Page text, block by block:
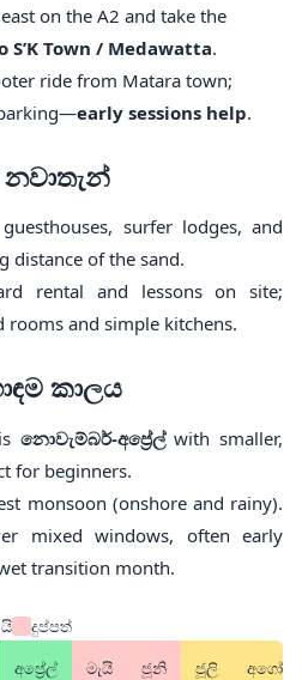
on the A2 and take the
Town / Medawatta.
ride from Matara town;
early sessions help.
surfer lodges, and
distance of the sand.
rental and lessons on site;
and simple kitchens.
කාලය
නොවැම්බර්-අප්‍රේල්with smaller,
for beginners.
monsoon (onshore and rainy).
mixed windows, often early
transition month.
දුප්පත්
අප්‍රේල් මැයි ජූනි ජූලි